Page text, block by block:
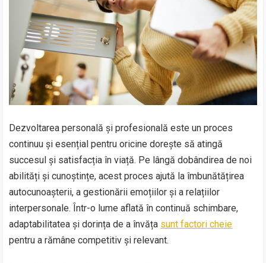
Dezvoltarea personală și profesională este un proces
continuu și esențial pentru oricine dorește să atingă
succesul și satisfacția în viață. Pe lângă dobândirea de noi
abilități și cunoștințe, acest proces ajută la îmbunătățirea
autocunoașterii, a gestionării emoțiilor și a relațiilor
interpersonale. Într-o lume aflată în continuă schimbare,
adaptabilitatea și dorința de a învăța sunt factori cheie
pentru a rămâne competitiv și relevant.